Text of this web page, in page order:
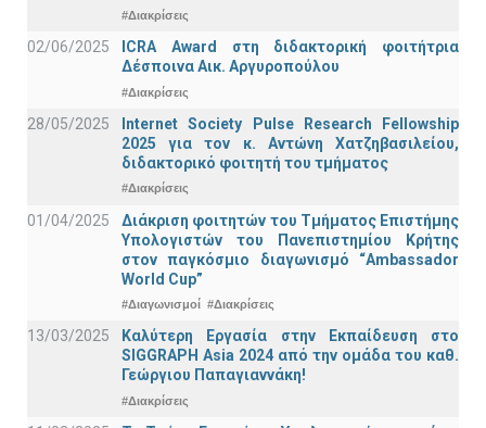
#Διακρίσεις
02/06/2025
ICRA Award στη διδακτορική φοιτήτρια
Δέσποινα Αικ. Αργυροπούλου
#Διακρίσεις
28/05/2025
Internet Society Pulse Research Fellowship
2025 για τον κ. Αντώνη Χατζηβασιλείου,
διδακτορικό φοιτητή του τμήματος
#Διακρίσεις
01/04/2025
Διάκριση φοιτητών του Τμήματος Επιστήμης
Υπολογιστών του Πανεπιστημίου Κρήτης
στον παγκόσμιο διαγωνισμό “Ambassador
World Cup”
#Διαγωνισμοί #Διακρίσεις
13/03/2025
Καλύτερη Εργασία στην Εκπαίδευση στο
SIGGRAPH Asia 2024 από την ομάδα του καθ.
Γεώργιου Παπαγιαννάκη!
#Διακρίσεις